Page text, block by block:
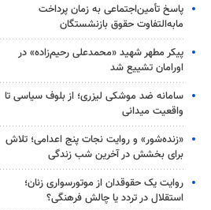
پاسخ تأمین‌اجتماعی به زمان پرداخت
مابه‌التفاوت حقوق بازنشستگان
پیکر مطهر شهید «محمدعلی رحیم‌زاده» در
اورامان تشییع شد
سامانه ضد موشکی لیزری؛ از بلوف سیاسی تا
واقعیت میدانی
«زنده‌شور» و روایت نجات پنج اعدامی؛ تلاش
برای بخشش در آخرین شب زندگی
روایت یک حقوقدان از موتورسواری زنان؛
استقلال در تردد یا چالش فرهنگی؟